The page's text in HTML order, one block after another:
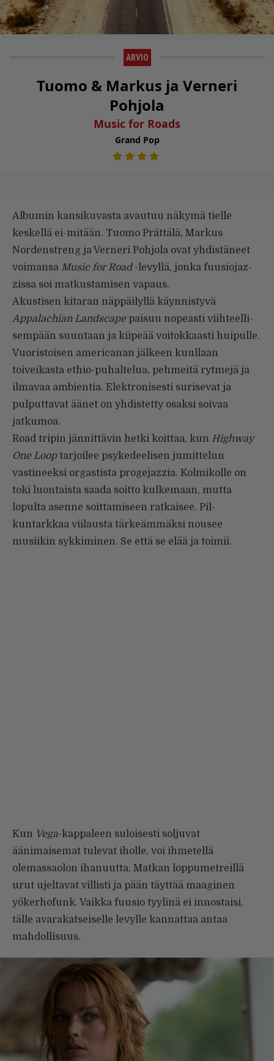
ARVIO
Tuomo & Markus ja Verneri
Pohjola
Music for Roads
Grand Pop
Albumin kansikuvas­ta avautuu näkymä tielle
keskellä ei-mitään. Tuomo Prättälä, Markus
Nordenstreng ja Verneri Pohjola ovat yhdistäneet
voimansa Music for Road -levyllä, jonka fuusiojaz­
zissa soi matkustamisen vapaus.
Akustisen kitaran näppäilyllä käynnistyvä
Appalachian Landsca­pe paisuu nopeasti viihteelli­
sempään suuntaan ja kiipeää voitokkaasti huipulle.
Vuoristoi­sen americanan jälkeen kuullaan
toiveikasta ethio-puhaltelua, pehmeitä rytmejä ja
ilmavaa ambientia. Elektronisesti surisevat ja
pulput­tavat äänet on yhdistetty osaksi soivaa
jatkumoa.
Road tripin jännittävin hetki koittaa, kun Highway
One Looptarjoilee psykedeelisen jumittelun
vastineeksi orgastista progejazzia. Kolmikolle on
toki luontaista saada soitto kulkemaan, mutta
lopulta asenne soittamiseen ratkaisee. Pil­
kuntarkkaa viilausta tärkeämmäksi nousee
musiikin sykkiminen. Se että se elää ja toimii.
Kun Vega-kappaleen suloises­ti soljuvat
äänimaisemat tulevat iholle, voi ihmetellä
olemassaolon ihanuutta. Matkan loppumetreillä
urut ujeltavat villisti ja pään täyt­tää maaginen
yökerhofunk. Vaikka fuusio tyylinä ei innostaisi,
tälle avarakatseiselle levylle kannattaa antaa
mahdollisuus.